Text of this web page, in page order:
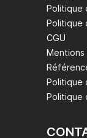
Politique
Politique
CGU
Mentions
Politique
Politique